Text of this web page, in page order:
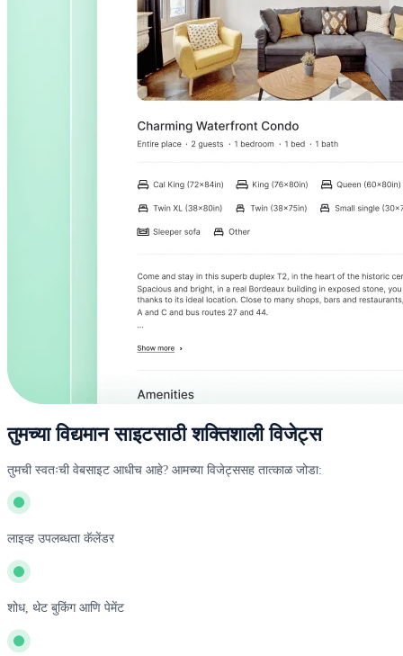
तुमच्या विद्यमान साइटसाठी शक्तिशाली विजेट्स
तुमची स्वतःची वेबसाइट आधीच आहे? आमच्या विजेट्ससह तात्काळ जोडा:
लाइव्ह उपलब्धता कॅलेंडर
शोध, थेट बुकिंग आणि पेमेंट